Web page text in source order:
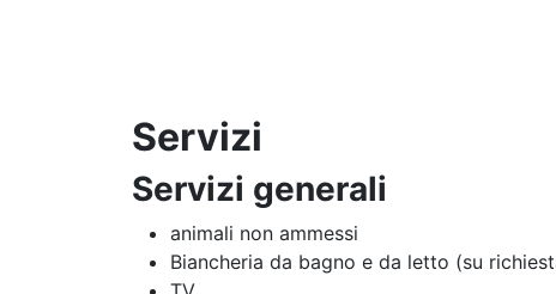
Servizi
Servizi generali
animali non ammessi
Biancheria da bagno e da letto (su